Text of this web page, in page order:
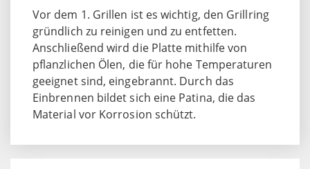
Vor dem 1. Grillen ist es wichtig, den Grillring
gründlich zu reinigen und zu entfetten.
Anschließend wird die Platte mithilfe von
pflanzlichen Ölen, die für hohe Temperaturen
geeignet sind, eingebrannt. Durch das
Einbrennen bildet sich eine Patina, die das
Material vor Korrosion schützt.